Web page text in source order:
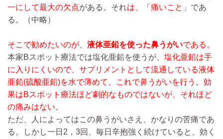
一にして最大の欠点がある。それは、「痛いこと」 であ
る。
（中略）
そこで勧めたいのが、 液体亜鉛を使った鼻うがいである。
本家Bスポット療法では塩化亜鉛を使うが、 塩化亜鉛は手
に入りにくいので、サプリメントとして流通している液体
亜鉛(硫酸亜鉛)を水で薄めて、これで鼻うがいを行う。効
果はBスポット療法ほど劇的なものではないが、それほど
の痛みはない。
ただ、人によってはこの鼻うがいさえ、かなりの苦痛であ
る。しかし一日2，3回、毎日辛抱強く続けていると、効く